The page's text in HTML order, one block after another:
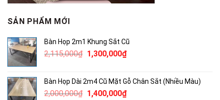
SẢN PHẨM MỚI
Bàn Họp 2m1 Khung Sắt Cũ
2,115,000₫ Giá
2,115,000₫.
1,300,000₫Giá
là:
1,300,000₫.
Bàn Họp Dài 2m4 Cũ Mặt Gỗ Chân Sắt (Nhiều Màu)
2,000,000₫ Giá
1,400,000₫Giá